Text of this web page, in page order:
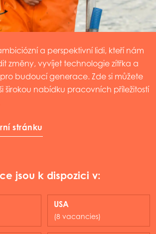
a perspektivní lidi, kteří nám
změny, vyvíjet technologie zítřka a
budoucí generace. Zde si můžete
širokou nabídku pracovních příležitostí
stránku
USA
(8 vacancies)